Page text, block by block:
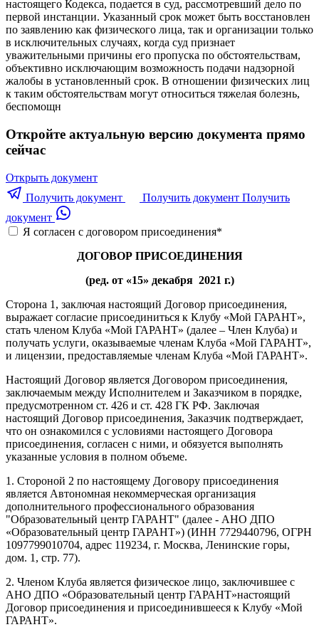
настоящего Кодекса, подается в суд, рассмотревший дело по
первой инстанции. Указанный срок может быть восстановлен
по заявлению как физического лица, так и организации только
в исключительных случаях, когда суд признает
уважительными причины его пропуска по обстоятельствам,
объективно исключающим возможность подачи надзорной
жалобы в установленный срок. В отношении физических лиц
к таким обстоятельствам могут относиться тяжелая болезнь,
беспомощн
Откройте актуальную версию документа прямо
сейчас
Открыть документ
Получить документ
Получить документ Получить
документ
Я согласен с договором присоединения*
ДОГОВОР ПРИСОЕДИНЕНИЯ
(ред. от «15» декабря 2021 г.)
Сторона 1, заключая настоящий Договор присоединения,
выражает согласие присоединиться к Клубу «Мой ГАРАНТ»,
стать членом Клуба «Мой ГАРАНТ» (далее – Член Клуба) и
получать услуги, оказываемые членам Клуба «Мой ГАРАНТ»,
и лицензии, предоставляемые членам Клуба «Мой ГАРАНТ».
Настоящий Договор является Договором присоединения,
заключаемым между Исполнителем и Заказчиком в порядке,
предусмотренном ст. 426 и ст. 428 ГК РФ. Заключая
настоящий Договор присоединения, Заказчик подтверждает,
что он ознакомился с условиями настоящего Договора
присоединения, согласен с ними, и обязуется выполнять
указанные условия в полном объеме.
1. Стороной 2 по настоящему Договору присоединения
является Автономная некоммерческая организация
дополнительного профессионального образования
"Образовательный центр ГАРАНТ" (далее - АНО ДПО
«Образовательный центр ГАРАНТ») (ИНН 7729440796, ОГРН
1097799010704, адрес 119234, г. Москва, Ленинские горы,
дом. 1, стр. 77).
2. Членом Клуба является физическое лицо, заключившее с
АНО ДПО «Образовательный центр ГАРАНТ»настоящий
Договор присоединения и присоединившееся к Клубу «Мой
ГАРАНТ».